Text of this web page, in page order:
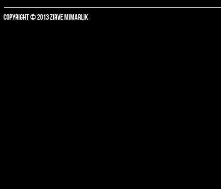
COPYRIGHT © 2013 ZIRVE MIMARLIK